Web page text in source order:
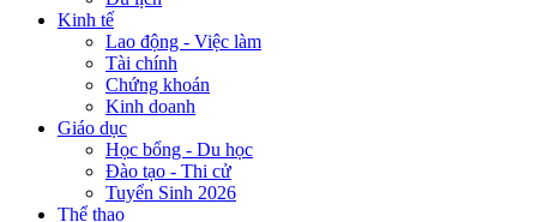
Kinh tế
Lao động - Việc làm
Tài chính
Chứng khoán
Kinh doanh
Giáo dục
Học bổng - Du học
Đào tạo - Thi cử
Tuyển Sinh 2026
Thể thao